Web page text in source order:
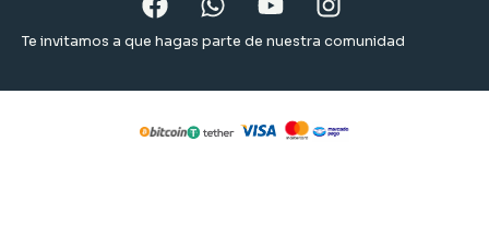
Te invitamos a que hagas parte de nuestra comunidad